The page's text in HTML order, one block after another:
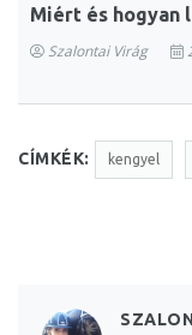
Miért és hogyan
Szalontai Virág
CÍMKÉK: kengyel